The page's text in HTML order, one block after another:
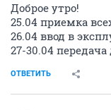
Доброе утро!
25.04 приемка
26.04 ввод в
27-30.04
ОТВЕТИТЬ